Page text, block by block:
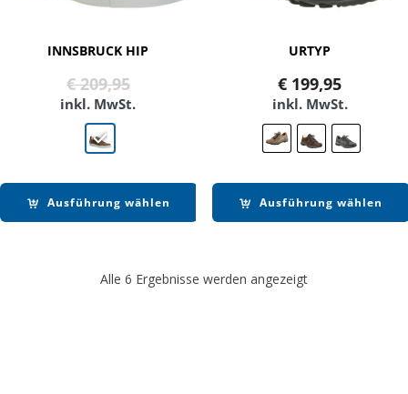
INNSBRUCK HIP
€209,95Ursprünglicher
Preis
Aktueller
Preis
inkl. MwSt.
Ausführung wählen
URTYP
€ 199,95
inkl. MwSt.
Ausführung wählen
Alle 6 Ergebnisse werden angezeigt